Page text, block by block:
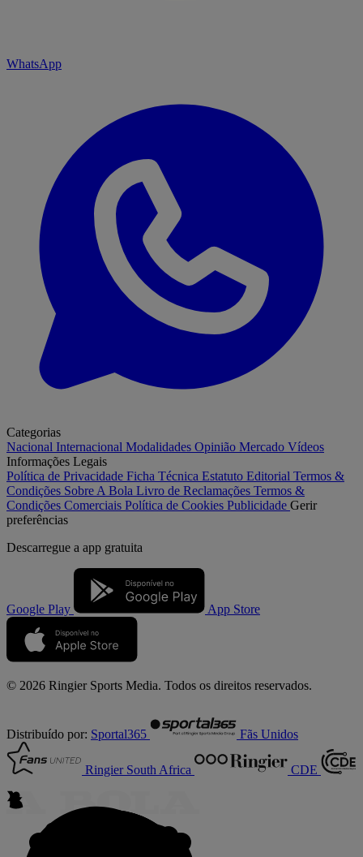
WhatsApp
Categorias
Nacional Internacional Modalidades Opinião Mercado Vídeos
Informações Legais
Política de Privacidade Ficha Técnica Estatuto Editorial Termos &
Condições Sobre A Bola Livro de Reclamações Termos &
Condições Comerciais Política de Cookies Publicidade Gerir
preferências
Descarregue a app gratuita
Google Play App Store
© 2026 Ringier Sports Media. Todos os direitos reservados.
Distribuído por: Sportal365 Fãs Unidos
Ringier South Africa CDE